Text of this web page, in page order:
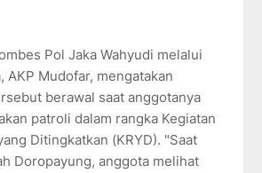
Pol Jaka Wahyudi melalui
AKP Mudofar, mengatakan
berawal saat anggotanya
patroli dalam rangka Kegiatan
Ditingkatkan (KRYD). "Saat
Doropayung, anggota melihat